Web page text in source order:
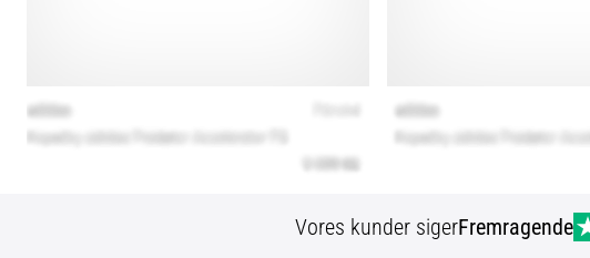
Vores kunder sigerFremragende